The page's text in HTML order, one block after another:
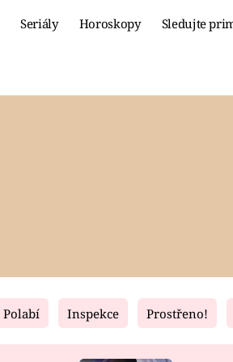
Seriály Horoskopy Sledujte
Fresh
Polabí Inspekce Prostřeno!